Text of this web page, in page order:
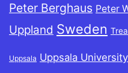
Peter Berghaus Peter
Uppland Sweden
Uppsala Uppsala University